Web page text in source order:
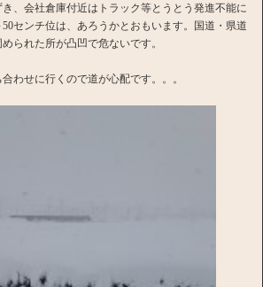
、会社倉庫付近はトラック等とうとう発進不能に
センチ位は、あろうかとおもいます。国道・県道
られた所が凸凹で危ないです。
わせに行くので道が心配です。。。